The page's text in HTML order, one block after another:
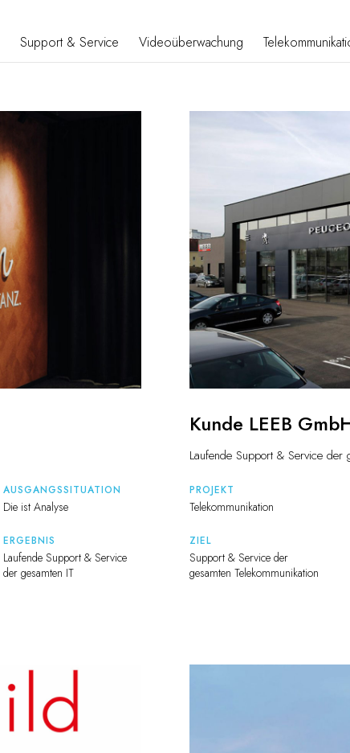
Support & Service Videoüberwachung
AUSGANGSSITUATION
Die ist Analyse
ERGEBNIS
Laufende Support & Service
der gesamten IT
Kunde LEEB
Laufende Support & Service der
PROJEKT
Telekommunikation
ZIEL
Support & Service der
gesamten Telekommunikation